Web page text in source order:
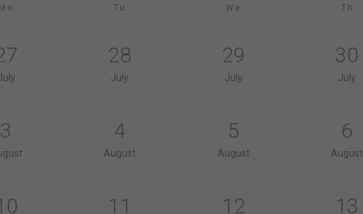
Mo Tu We Th
28
July
29
July
30
July
3 4
August
5
August
6
August
11 12 13